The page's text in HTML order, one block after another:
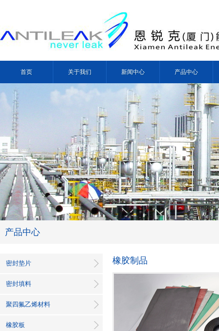
首页 关于我们 新闻中心 产品中心
产品中心
密封垫片
密封填料
聚四氟乙烯材料
橡胶板
橡胶制品